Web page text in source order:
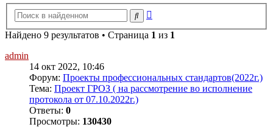
Поиск
Найдено 9 результатов • Страница 1 из 1
admin
14 окт 2022, 10:46
Форум: Проекты профессиональных стандартов(2022г.)
Тема: Проект ГРОЗ ( на рассмотрение во исполнение
протокола от 07.10.2022г.)
Ответы: 0
Просмотры: 130430